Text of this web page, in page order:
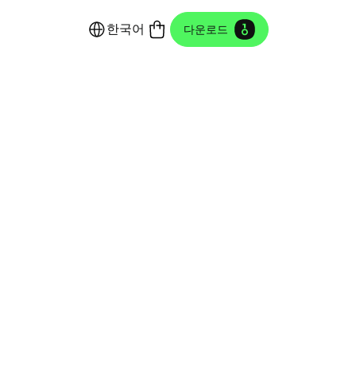
한국어 다운로드